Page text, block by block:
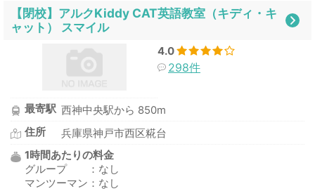
【閉校】アルクKiddy CAT英語教室（キディ・キ
ャット） スマイル
4.0
298件
最寄駅 西神中央駅から 850m
住所
兵庫県神戸市西区糀台
1時間あたりの料金
グループ ：なし
マンツーマン：なし